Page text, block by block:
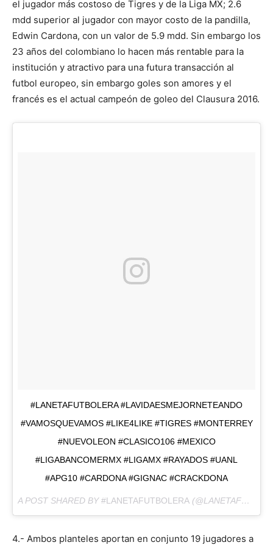
el jugador más costoso de Tigres y de la Liga MX; 2.6
mdd superior al jugador con mayor costo de la pandilla,
Edwin Cardona, con un valor de 5.9 mdd. Sin embargo los
23 años del colombiano lo hacen más rentable para la
institución y atractivo para una futura transacción al
futbol europeo, sin embargo goles son amores y el
francés es el actual campeón de goleo del Clausura 2016.
#LANETAFUTBOLERA #LAVIDAESMEJORNETEANDO
#VAMOSQUEVAMOS #LIKE4LIKE #TIGRES #MONTERREY
#NUEVOLEON #CLASICO106 #MEXICO
#LIGABANCOMERMX #LIGAMX #RAYADOS #UANL
#APG10 #CARDONA #GIGNAC #CRACKDONA
A POST SHARED BY#LANETAFUTBOLERA (@LANETAFUTBOLERA) ON
4.- Ambos planteles aportan en conjunto 19 jugadores a